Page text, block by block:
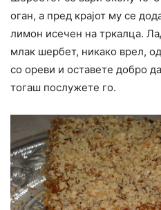
оган, а пред крајот му се
лимон исечен на тркалца.
млак шербет, никако врел,
со ореви и оставете добро
тогаш послужете го.